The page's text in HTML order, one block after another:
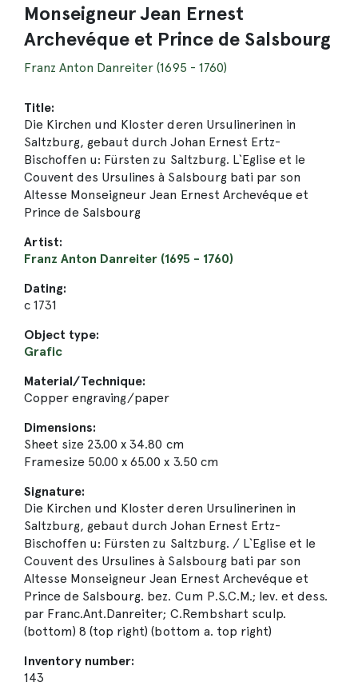
Monseigneur Jean Ernest
Archevéque et Prince de Salsbourg
Franz Anton Danreiter (1695 - 1760)
Title:
Die Kirchen und Kloster deren Ursulinerinen in
Saltzburg, gebaut durch Johan Ernest Ertz-
Bischoffen u: Fürsten zu Saltzburg. L`Eglise et le
Couvent des Ursulines à Salsbourg bati par son
Altesse Monseigneur Jean Ernest Archevéque et
Prince de Salsbourg
Artist:
Franz Anton Danreiter (1695 - 1760)
Dating:
c 1731
Object type:
Grafic
Material/Technique:
Copper engraving/paper
Dimensions:
Sheet size 23.00 x 34.80 cm
Framesize 50.00 x 65.00 x 3.50 cm
Signature:
Die Kirchen und Kloster deren Ursulinerinen in
Saltzburg, gebaut durch Johan Ernest Ertz-
Bischoffen u: Fürsten zu Saltzburg. / L`Eglise et le
Couvent des Ursulines à Salsbourg bati par son
Altesse Monseigneur Jean Ernest Archevéque et
Prince de Salsbourg. bez. Cum P.S.C.M.; lev. et dess.
par Franc.Ant.Danreiter; C.Rembshart sculp.
(bottom) 8 (top right) (bottom a. top right)
Inventory number:
143